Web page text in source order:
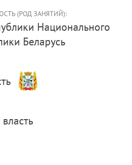
(РОД ЗАНЯТИЙ):
Беларусь